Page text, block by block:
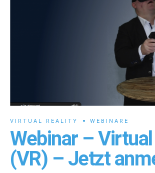
VIRTUAL REALITY WEBINARE
Webinar –
(VR) – Jetzt